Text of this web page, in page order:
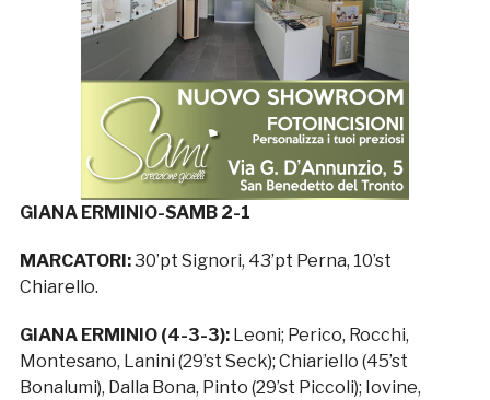
GIANA ERMINIO-SAMB 2-1
MARCATORI:30’pt Signori, 43’pt Perna, 10’st
Chiarello.
GIANA ERMINIO (4-3-3):Leoni; Perico, Rocchi,
Montesano, Lanini (29’st Seck); Chiariello (45’st
Bonalumi), Dalla Bona, Pinto (29’st Piccoli); Iovine,